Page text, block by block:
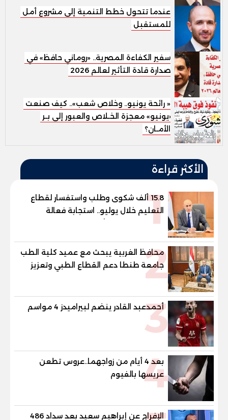
عندما تتحول خطط التنمية إلى مشروع أمل
للمستقبل
سفير الكفاءة المصرية.. «روماني حافظ» في
صدارة قادة التأثير لعالم 2026
« رائحة يونيو.. وخلاص شعب».. كيف صنعت
«يونيو» معجزة الخـلاص والعبور إلى بـر
الأمـان؟
الأكثر قراءة
115.8 ألف شكوى وطلب واستفسار لقطاع
التعليم خلال يوليو.. استجابة فعالة
لشكاوى الطلاب وأولياء الأمور
2
محافظ الغربية يبحث مع عميد كلية الطب
جامعة طنطا دعم القطاع الطبي وتعزيز
الاستفادة من الخبرات الأكاديمية
3
أحمدعبد القادر ينضم لبيراميدز 4 مواسم
4بعد 4 أيام من زواجهما..عروس تطعن
عريسها بالفيوم
الإفراج عن إبراهيم سعيد بعد سداد 486